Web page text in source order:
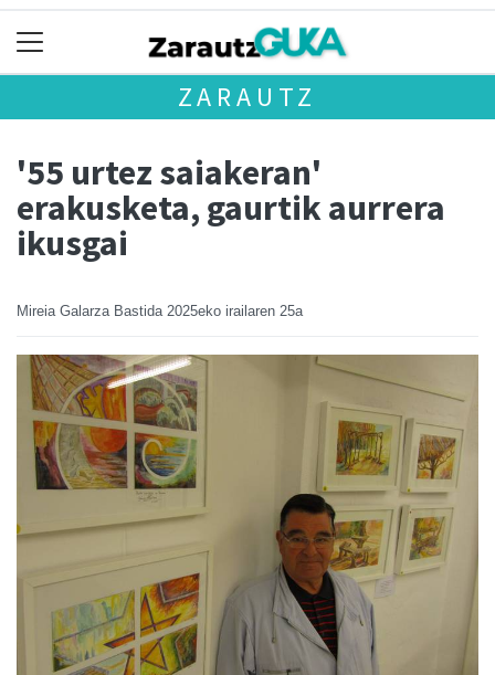
ZARAUTZ
'55 urtez saiakeran'
erakusketa, gaurtik aurrera
ikusgai
Mireia Galarza Bastida 2025eko irailaren 25a